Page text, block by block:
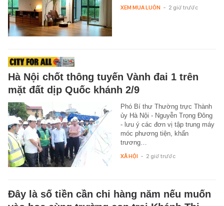
XEM MUA LUÔN - 2 giờ trước
Hà Nội chốt thông tuyến Vành đai 1 trên
mặt đất dịp Quốc khánh 2/9
Phó Bí thư Thường trực Thành
ủy Hà Nội - Nguyễn Trọng Đông
- lưu ý các đơn vị tập trung máy
móc phương tiện, khẩn
trương…
XÃ HỘI - 2 giờ trước
Đây là số tiền cần chi hàng năm nếu muốn